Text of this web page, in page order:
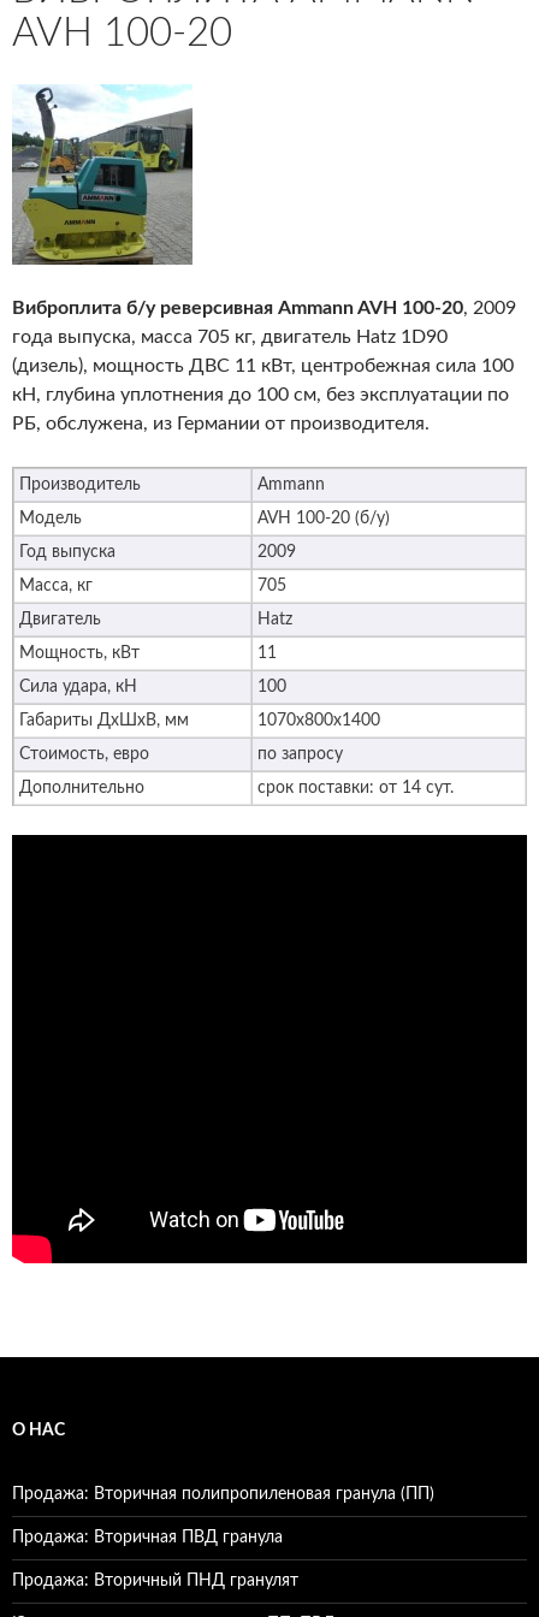
AVH 100-20
Виброплита б/у реверсивная Ammann AVH 100-20, 2009
года выпуска, масса 705 кг, двигатель Hatz 1D90
(дизель), мощность ДВС 11 кВт, центробежная сила 100
кН, глубина уплотнения до 100 см, без эксплуатации по
РБ, обслужена, из Германии от производителя.
Производитель
Ammann
Модель
AVH 100-20 (б/у)
Год выпуска
2009
Масса, кг
705
Двигатель
Hatz
Мощность, кВт
11
Сила удара, кН
100
Габариты ДхШхВ, мм
1070х800х1400
Стоимость, евро
по запросу
Дополнительно
срок поставки: от 14 сут.
О НАС
Продажа: Вторичная полипропиленовая гранула (ПП)
Продажа: Вторичная ПВД гранула
Продажа: Вторичный ПНД гранулят